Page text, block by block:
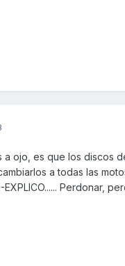
ojo, es que los discos
a todas las
Perdonar,